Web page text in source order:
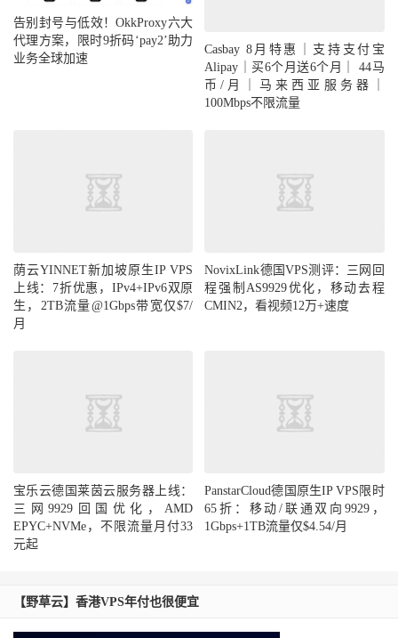
告别封号与低效！OkkProxy六大
代理方案，限时9折码‘pay2’助力
业务全球加速
Casbay 8月特惠｜支持支付宝
Alipay｜买6个月送6个月｜ 44马
币/月｜马来西亚服务器｜
100Mbps不限流量
荫云YINNET新加坡原生IP VPS
上线：7折优惠，IPv4+IPv6双原
生，2TB流量@1Gbps带宽仅$7/
月
NovixLink德国VPS测评：三网回
程强制AS9929优化，移动去程
CMIN2，看视频12万+速度
宝乐云德国莱茵云服务器上线：
三网9929回国优化，AMD
EPYC+NVMe，不限流量月付33
元起
PanstarCloud德国原生IP VPS限时
65折：移动/联通双向9929，
1Gbps+1TB流量仅$4.54/月
【野草云】香港VPS年付也很便宜